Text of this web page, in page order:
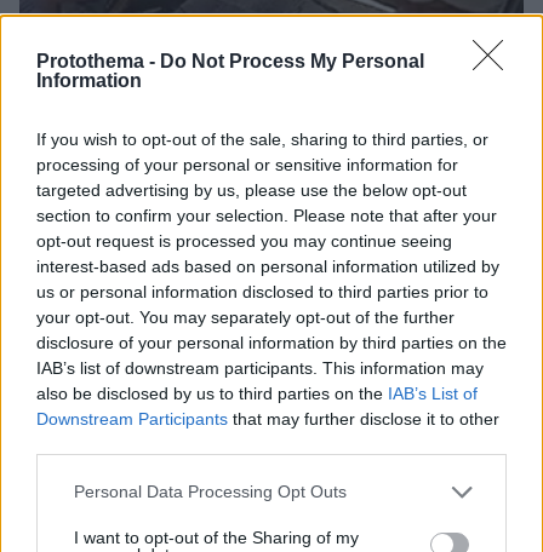
Protothema - Do Not Process My Personal
Information
If you wish to opt-out of the sale, sharing to third parties, or
processing of your personal or sensitive information for
targeted advertising by us, please use the below opt-out
section to confirm your selection. Please note that after your
opt-out request is processed you may continue seeing
interest-based ads based on personal information utilized by
us or personal information disclosed to third parties prior to
your opt-out. You may separately opt-out of the further
disclosure of your personal information by third parties on the
IAB’s list of downstream participants. This information may
also be disclosed by us to third parties on the IAB’s List of
Downstream Participants that may further disclose it to other
Please note that this website/app uses one or more Google
not limited to your visit or usage behaviour. You may click to
Personal Data Processing Opt Outs
I want to opt-out of the Sharing of my
«Πόσα θέλεις για το κορίτσι;»: Τουρίστας στην
Κρήτη ζητά... τιμή για να ασελγήσει σε ανήλικη, τι
καταγγέλλει ο ιδιοκτήτης επιχείρησης
07.08.2026, 18:22